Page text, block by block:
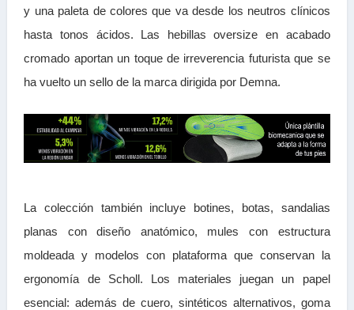
y una paleta de colores que va desde los neutros clínicos
hasta tonos ácidos. Las hebillas oversize en acabado
cromado aportan un toque de irreverencia futurista que se
ha vuelto un sello de la marca dirigida por Demna.
La colección también incluye botines, botas, sandalias
planas con diseño anatómico, mules con estructura
moldeada y modelos con plataforma que conservan la
ergonomía de Scholl. Los materiales juegan un papel
esencial: además de cuero, sintéticos alternativos, goma